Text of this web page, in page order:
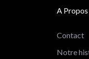
A Propos
Contact
Notre